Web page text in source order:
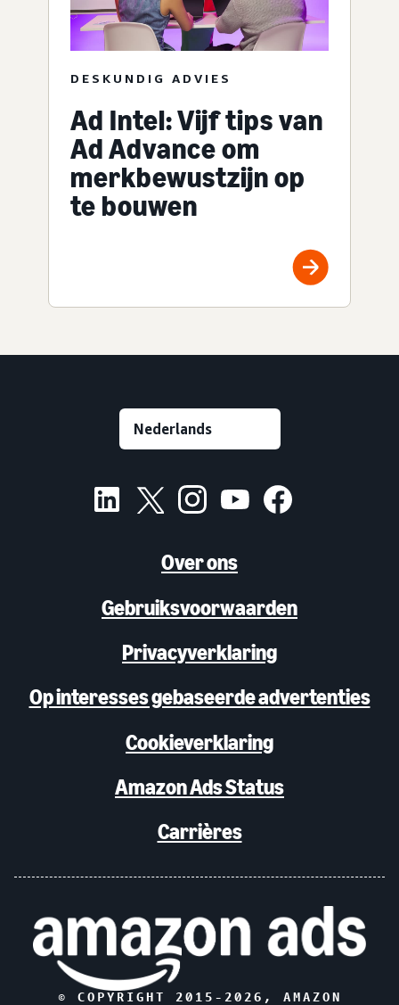
DESKUNDIG ADVIES
Ad Intel: Vijf tips van
Ad Advance om
merkbewustzijn op
te bouwen
Over ons
Gebruiksvoorwaarden
Privacyverklaring
Op interesses gebaseerde advertenties
Cookieverklaring
Amazon Ads Status
Carrières
© COPYRIGHT 2015- 2026 , AMAZON